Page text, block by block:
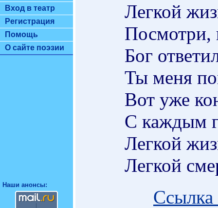
Вход в театр
Регистрация
Помощь
О сайте поэзии
Наши анонсы:
Легкой
Посмотри,
Бог
Ты меня
Вот уже
С каждым
Легкой
Легкой
Ссылка